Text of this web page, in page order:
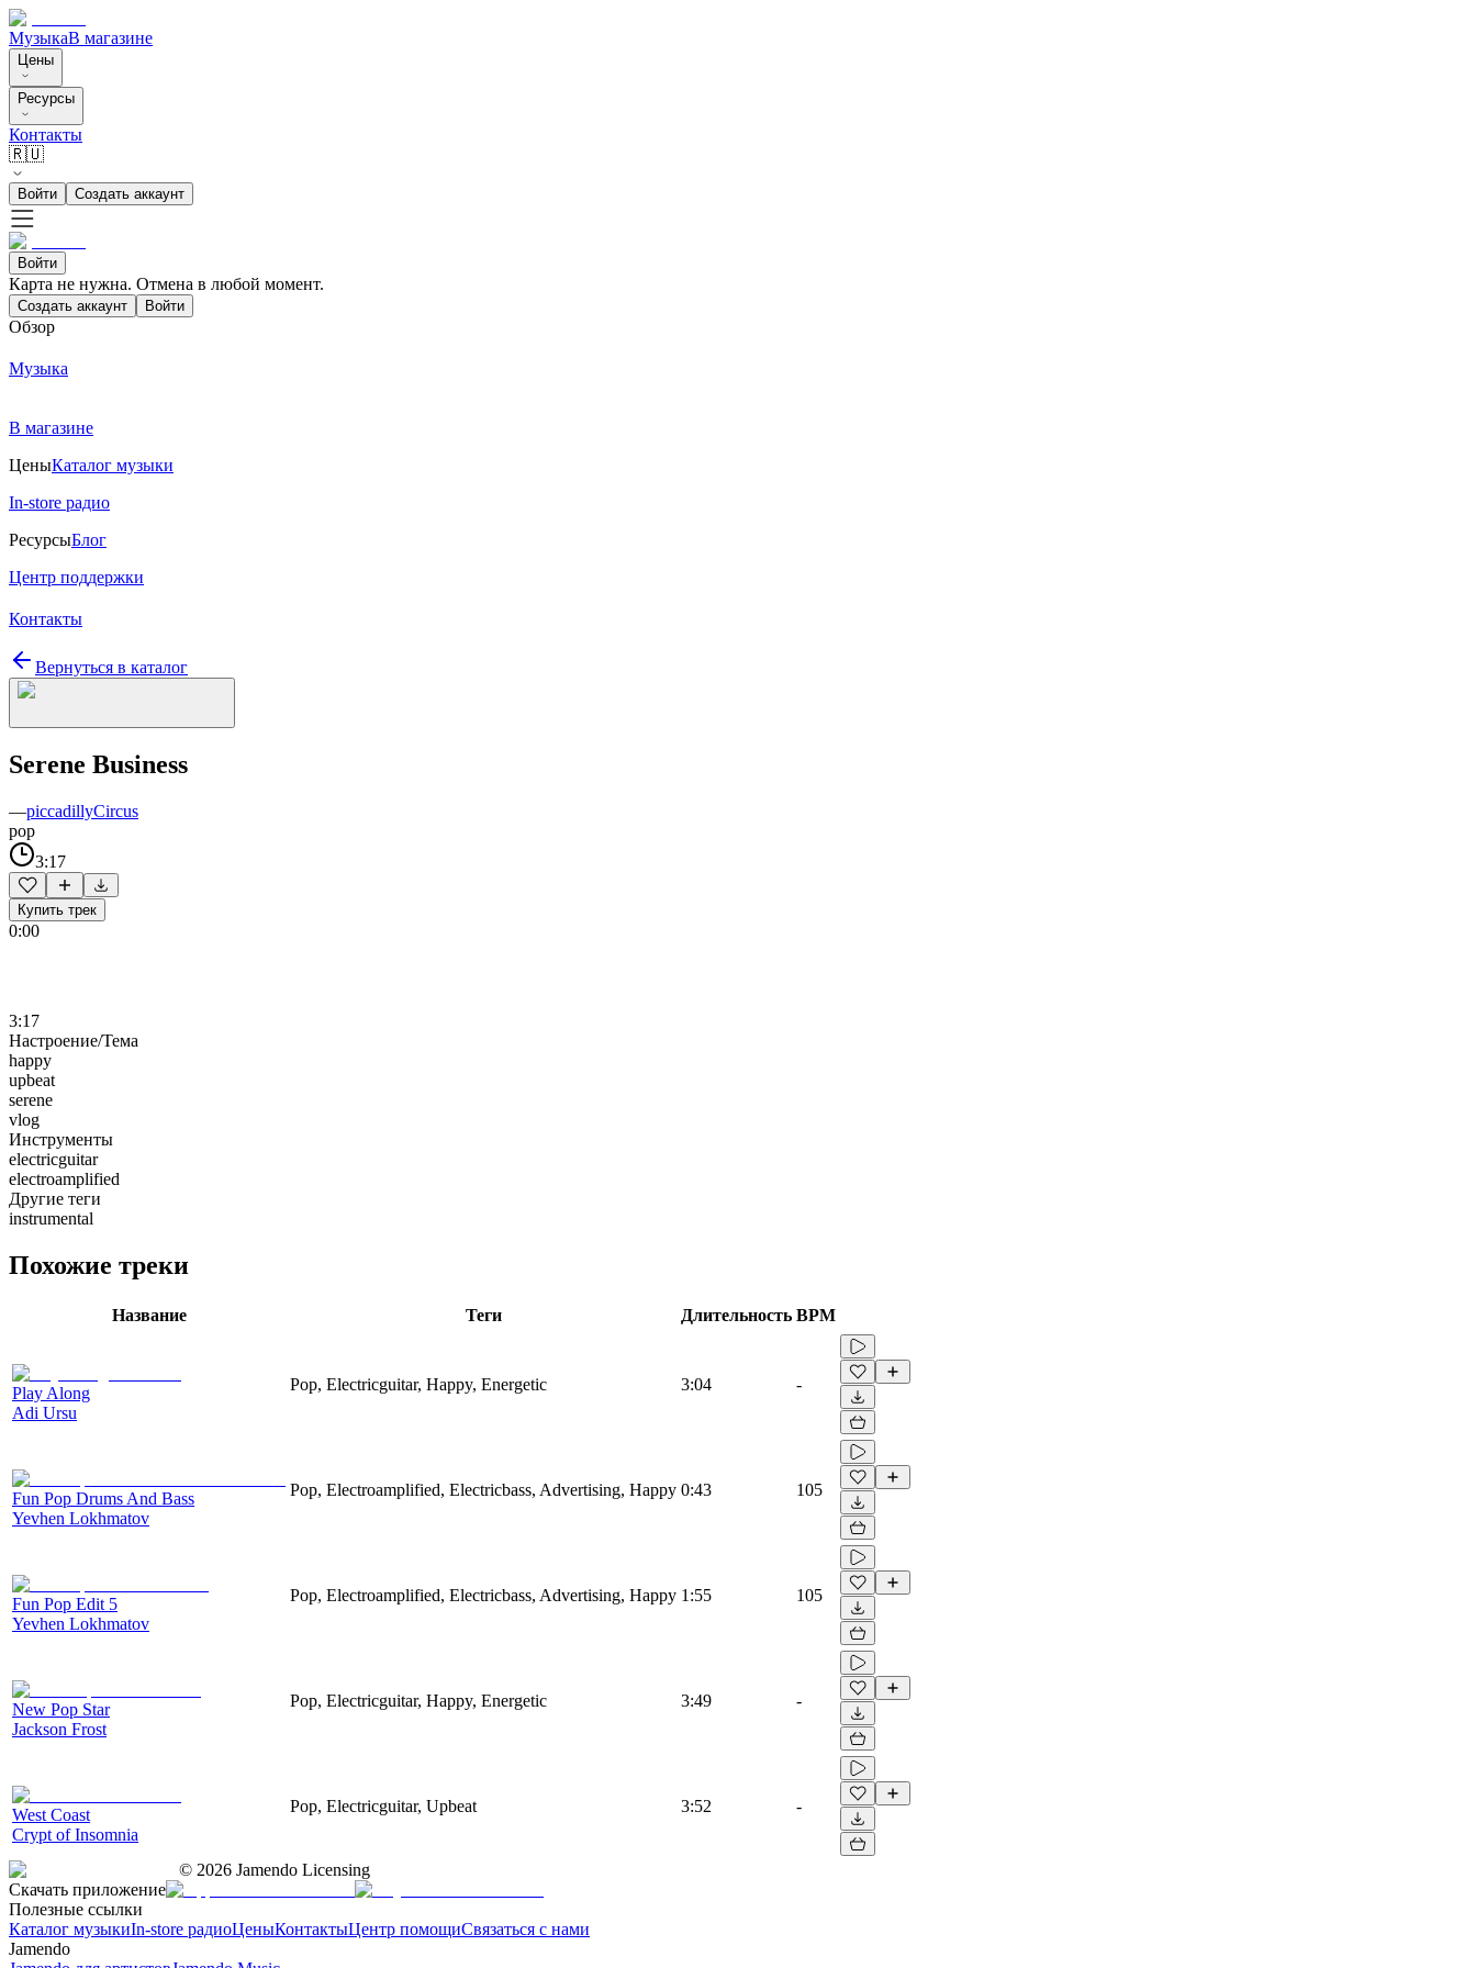
МузыкаВ магазине
Цены
Ресурсы
Контакты
🇷🇺
Войти Создать аккаунт
Войти
Карта не нужна. Отмена в любой момент.
Создать аккаунт Войти
Обзор
Музыка
В магазине
ЦеныКаталог музыки
In-store радио
РесурсыБлог
Центр поддержки
Контакты
Вернуться в каталог
Serene Business
—piccadillyCircus
pop
3:17
Купить трек
0:00
3:17
Настроение/Тема
happy
upbeat
serene
vlog
Инструменты
electricguitar
electroamplified
Другие теги
instrumental
Похожие треки
Название Теги Длительность BPM
Play Along
Adi Ursu
Pop, Electricguitar, Happy, Energetic 3:04 -
Fun Pop Drums And Bass
Yevhen Lokhmatov
Pop, Electroamplified, Electricbass, Advertising, Happy 0:43 105
Fun Pop Edit 5
Yevhen Lokhmatov
Pop, Electroamplified, Electricbass, Advertising, Happy 1:55 105
New Pop Star
Jackson Frost
Pop, Electricguitar, Happy, Energetic 3:49 -
West Coast
Crypt of Insomnia
Pop, Electricguitar, Upbeat 3:52 -
© 2026 Jamendo Licensing
Скачать приложение
Полезные ссылки
Каталог музыкиIn-store радиоЦеныКонтактыЦентр помощиСвязаться с нами
Jamendo